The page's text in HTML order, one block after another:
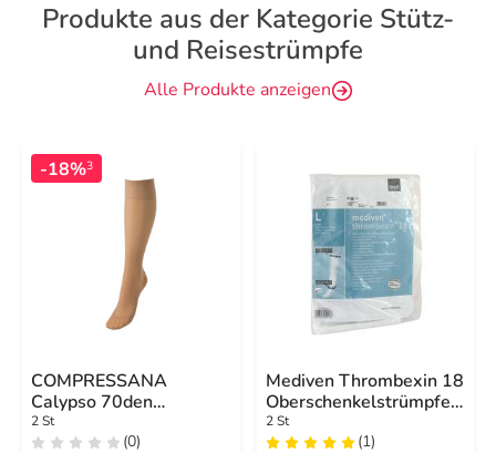
Produkte aus der Kategorie Stütz-
und Reisestrümpfe
Alle Produkte anzeigen
-18%3
COMPRESSANA
Calypso 70den
Kniestr.Gr.5 Softb.silk
2 St
(0)
Mediven Thrombexin 18
Oberschenkelstrümpfe
Größe L mit Haftband
2 St
(1)